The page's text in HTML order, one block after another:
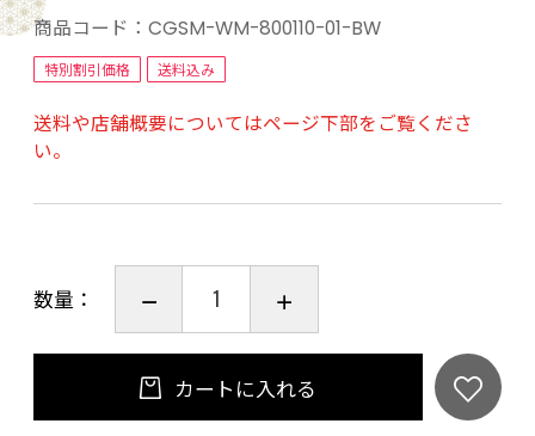
えています♪
よくある電源ボタン剥き出しの発熱マフラー
ではなく、隠し刺繍を施しています。
商品コード： CGSM-WM-800110-01-BW
特別割引価格 送料込み
送料や店舗概要についてはページ下部をご覧くださ
い。
数量：
カートに入れる